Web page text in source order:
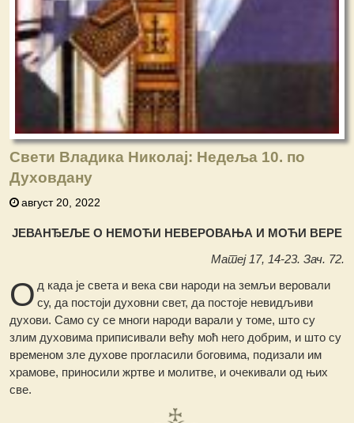
Свети Владика Николај: Недеља 10. по
Духовдану
август 20, 2022
ЈЕВАНЂЕЉЕ О НЕМОЋИ НЕВЕРОВАЊА И МОЋИ ВЕРЕ
Матеј 17, 14-23. Зач. 72.
О д када је света и века сви народи на земљи веровали
су, да постоји духовни свет, да постоје невидљиви
духови. Само су се многи народи варали у томе, што су
злим духовима приписивали већу моћ него добрим, и што су
временом зле духове прогласили боговима, подизали им
храмове, приносили жртве и молитве, и очекивали од њих
све.